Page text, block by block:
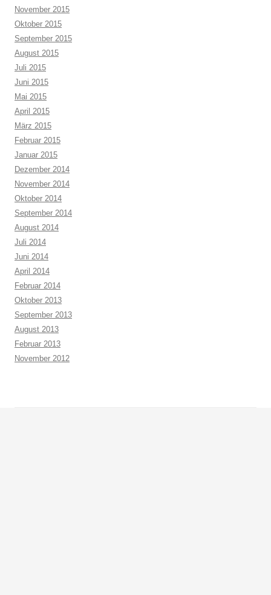
November 2015
Oktober 2015
September 2015
August 2015
Juli 2015
Juni 2015
Mai 2015
April 2015
März 2015
Februar 2015
Januar 2015
Dezember 2014
November 2014
Oktober 2014
September 2014
August 2014
Juli 2014
Juni 2014
April 2014
Februar 2014
Oktober 2013
September 2013
August 2013
Februar 2013
November 2012